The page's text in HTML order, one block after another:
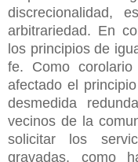
discrecionalidad,
arbitrariedad. En
los principios de
fe. Como
afectado el
desmedida
vecinos de la
solicitar los
gravadas, como